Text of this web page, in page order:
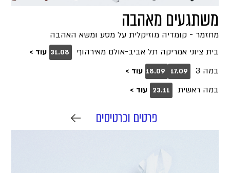
משתגעים מאהבה
מחזמר - קומדיה מוזיקלית על מסע ומשא האהבה
בית ציוני אמריקה תל אביב-אולם מאירהוף
31.08 עוד >
במה 3 17.09
18.09 עוד >
במה ראשית 23.11 עוד >
פרטים וכרטיסים